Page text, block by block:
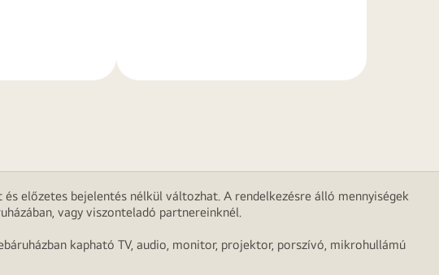
előzetes bejelentés nélkül változhat. A rendelkezésre álló mennyiségek
vagy viszonteladó partnereinknél.
kapható TV, audio, monitor, projektor, porszívó, mikrohullámú